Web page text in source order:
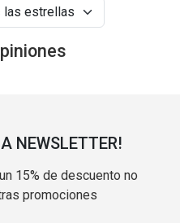
NEWSLETTER!
15% de descuento no
promociones